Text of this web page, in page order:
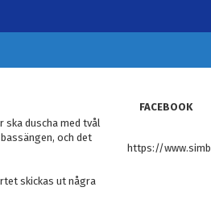
duscha med tvål
och det
skickas ut några
FACEBOOK
https://